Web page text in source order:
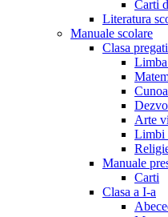
Carti
Literatura
Manuale scolare
Clasa
Arte
Limbi
Manuale
Carti
Clasa a I-a